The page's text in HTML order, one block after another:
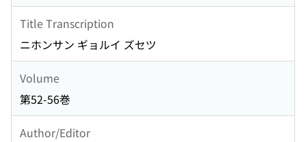
Title Transcription
ニホンサン ギョルイ ズセツ
Volume
第52-56巻
Author/Editor